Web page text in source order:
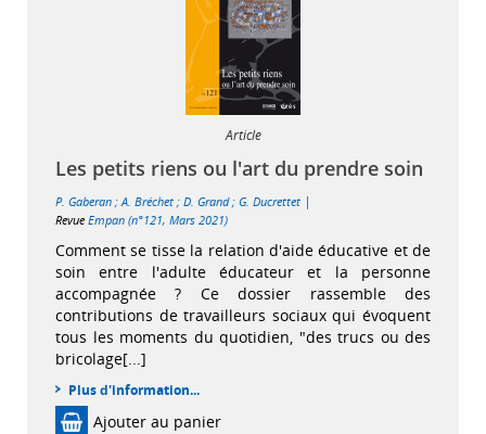
Article
Les petits riens ou l'art du prendre soin
P. Gaberan ;A. Bréchet ; D. Grand; G. Ducrettet |
Revue Empan (n°121, Mars 2021)
Comment se tisse la relation d'aide éducative et de
soin entre l'adulte éducateur et la personne
accompagnée ? Ce dossier rassemble des
contributions de travailleurs sociaux qui évoquent
tous les moments du quotidien, "des trucs ou des
bricolage[...]
Plus d'information...
Ajouter au panier